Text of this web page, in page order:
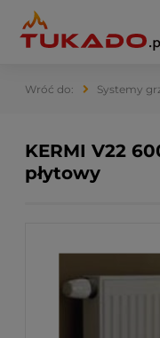
Systemy
KERMI V22
płytowy